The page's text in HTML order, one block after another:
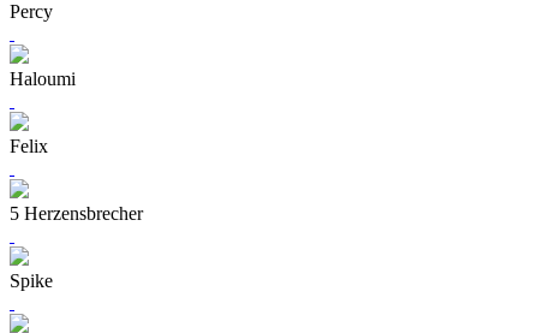
Percy
Haloumi
Felix
5 Herzensbrecher
Spike